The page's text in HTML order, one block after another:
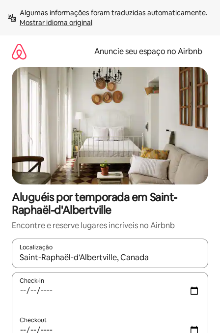
para
Mostrar idioma original
Anuncie seu espaço no Airbnb
Aluguéis por temporada em Saint-
Raphaël-d'Albertville
Encontre e reserve lugares incríveis no Airbnb
Localização
Quando os resultados estiverem disponíveis, explore-os
Check-in
Checkout